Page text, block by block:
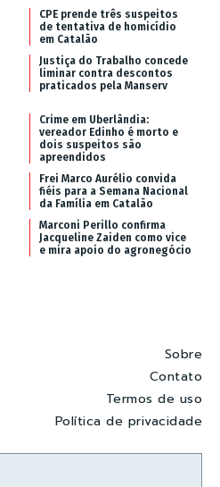
CPE prende três suspeitos
de tentativa de homicídio
em Catalão
Justiça do Trabalho concede
liminar contra descontos
praticados pela Manserv
Crime em Uberlândia:
vereador Edinho é morto e
dois suspeitos são
apreendidos
Frei Marco Aurélio convida
fiéis para a Semana Nacional
da Família em Catalão
Marconi Perillo confirma
Jacqueline Zaiden como vice
e mira apoio do agronegócio
Sobre
Contato
Termos de uso
Política de privacidade